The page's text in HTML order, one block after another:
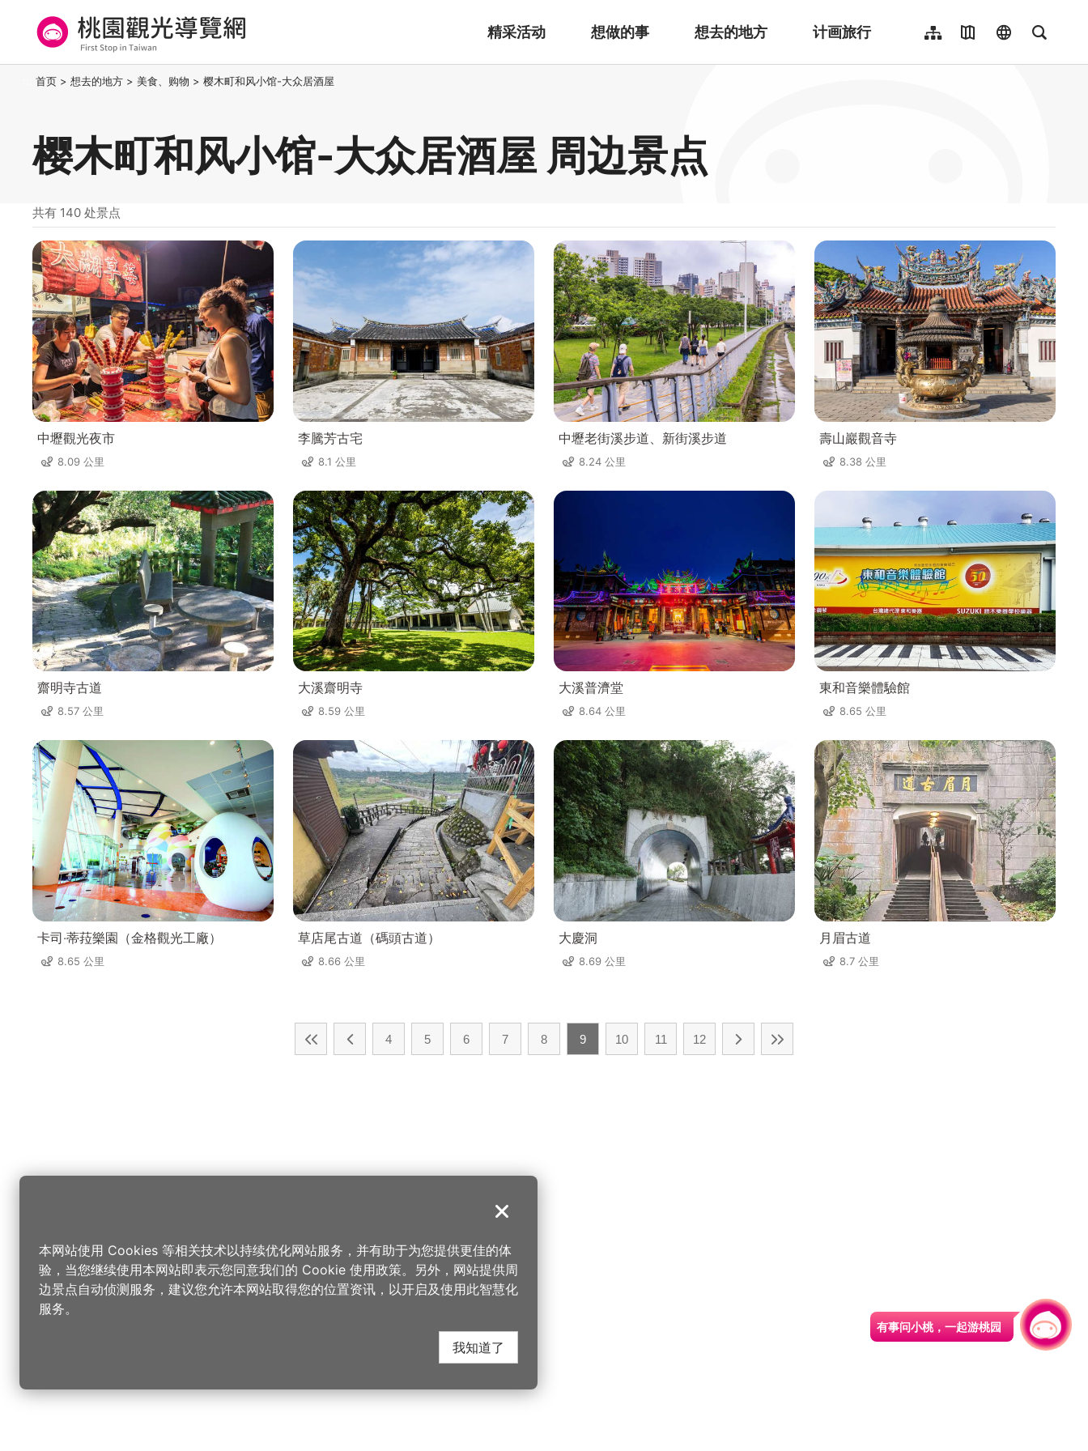
要
桃园观光导览网
精采活动 想做的事 想去的地方 计画旅行
网站导览地图导览language
Người việt nam
全文检
首页 > 想去的地方 > 美食、购物 > 樱木町和风小馆-大众居酒屋
樱木町和风小馆-大众居酒屋 周边景点
共有 140 处景点
中壢觀光夜市
8.09 公里
李騰芳古宅
8.1 公里
中壢老街溪步道、新街溪步道
8.24 公里
壽山巖觀音寺
8.38 公里
齋明寺古道
8.57 公里
大溪齋明寺
8.59 公里
大溪普濟堂
8.64 公里
東和音樂體驗館
8.65 公里
卡司‧蒂菈樂園（金格觀光工廠）
8.65 公里
草店尾古道（碼頭古道）
8.66 公里
大慶洞
8.69 公里
月眉古道
8.7 公里
4 5 6 7 8 9 10 11 12
关闭
本网站使用 Cookies 等相关技术以持续优化网站服务，并有助于为您提供更佳的体
验，当您继续使用本网站即表示您同意我们的 Cookie 使用政策。另外，网站提供周
边景点自动侦测服务，建议您允许本网站取得您的位置资讯，以开启及使用此智慧化
服务。
我知道了
有事问小桃，一起游桃园